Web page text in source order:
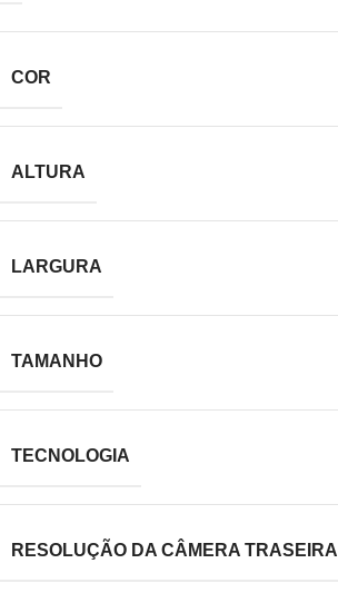
COR
ALTURA
LARGURA
TAMANHO
TECNOLOGIA
RESOLUÇÃO DA CÂMERA TRASEIRA